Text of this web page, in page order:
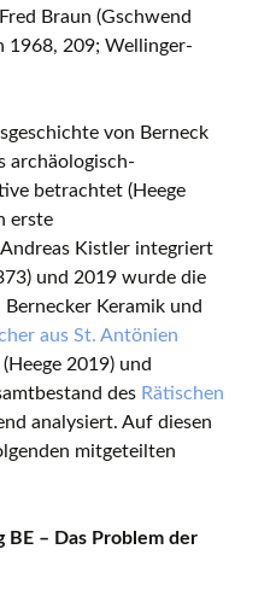
Braun (Gschwend
1968, 209; Wellinger-
von Berneck
archäologisch-
betrachtet (Heege
erste
Andreas Kistler integriert
und 2019 wurde die
Keramik und
aus St. Antönien
2019) und
des Rätischen
analysiert. Auf diesen
mitgeteilten
BE – Das Problem der